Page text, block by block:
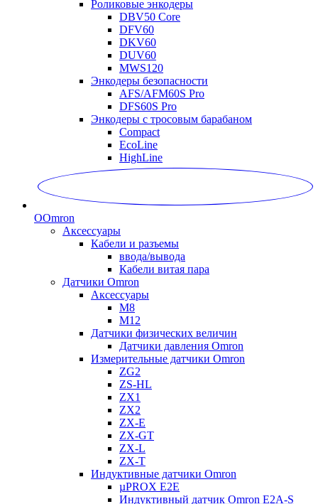
Роликовые энкодеры
DBV50 Core
DFV60
DKV60
DUV60
MWS120
Энкодеры безопасности
AFS/AFM60S Pro
DFS60S Pro
Энкодеры с тросовым барабаном
Compact
EcoLine
HighLine
OOmron
Аксессуары
Кабели и разъемы
ввода/вывода
Кабели витая пара
Датчики Omron
Аксессуары
M8
M12
Датчики физических величин
Датчики давления Omron
Измерительные датчики Omron
ZG2
ZS-HL
ZX1
ZX2
ZX-E
ZX-GT
ZX-L
ZX-T
Индуктивные датчики Omron
µPROX E2E
Индуктивный датчик Omron E2A-S